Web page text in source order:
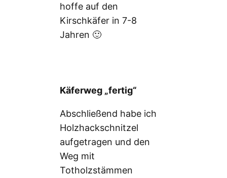
hoffe auf den
Kirschkäfer in 7-8
Jahren 🙂
Käferweg „fertig“
Abschließend habe ich
Holzhackschnitzel
aufgetragen und den
Weg mit
Totholzstämmen